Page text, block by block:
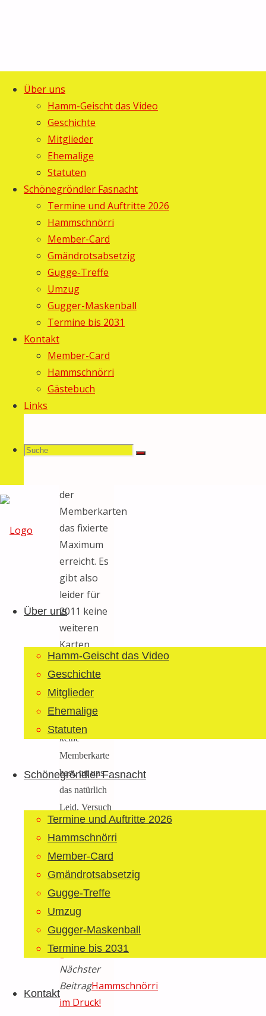
Über uns
Hamm-Geischt das Video
Geschichte
Mitglieder
Ehemalige
Statuten
Schönegröndler Fasnacht
Termine und Auftritte 2026
Hammschnörri
Member-Card
Gmändrotsabsetzig
Gugge-Treffe
Umzug
Gugger-Maskenball
Termine bis 2031
Kontakt
Member-Card
Hammschnörri
Gästebuch
Links
Suche
Suchen
Suche
Guggemusig
Lömpe
Schönegrond
springenÜber uns
Hamm-Geischt das Video
Geschichte
Mitglieder
Ehemalige
Statuten
Schönegröndler Fasnacht
Termine und Auftritte 2026
Hammschnörri
Member-Card
Gmändrotsabsetzig
Gugge-Treffe
Umzug
Gugger-Maskenball
Termine bis 2031
Kontakt
Start
Allgemein
Memberkarten
ausverkauft!
Memberkarten
ausverkauft!
Gebi14.
Februar
201114.
Februar
2011
Allgemein
Eine
schlechte
Nachricht
welche am
Maskenball
nicht
anstehen
haben bei
der
Memberkarten
das fixierte
Maximum
erreicht. Es
gibt also
leider für
2011 keine
weiteren
Karten
mehr. Wir
bitten um
Verständnis.
keine
Memberkarte
hast, tut uns
das natürlich
Leid. Versuch
doch, im
nächsten Jahr
früher danach
zu fragen!
Vorheriger
Beitrag
haben es
geschafft…
Nächster
BeitragHammschnörri
im Druck!
Lömpe, Schönengrund